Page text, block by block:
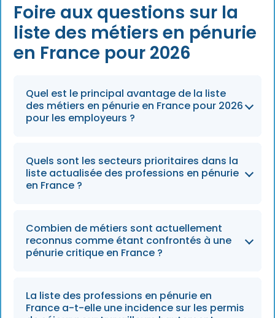
Foire aux questions sur la
liste des métiers en pénurie
en France pour 2026
Quel est le principal avantage de la liste
des métiers en pénurie en France pour 2026
pour les employeurs ?
La liste des pénuries de main-d'œuvre pour
2026 permet aux employeurs de contourner
l'obligation de procéder à une évaluation du
d'autorisation de travail et d'éviter des mois
de délais de recrutement.
Quels sont les secteurs prioritaires dans la
liste actualisée des professions en pénurie
en France ?
La liste mise à jour met l'accent sur cinq
secteurs clés : la construction, l'agriculture,
l'hôtellerie et la restauration, les transports et
Combien de métiers sont actuellement
reconnus comme étant confrontés à une
pénurie critique en France ?
La France recense actuellement 95 métiers
spécifiques confrontés à des pénuries
La liste des professions en pénurie en
France a-t-elle une incidence sur les permis